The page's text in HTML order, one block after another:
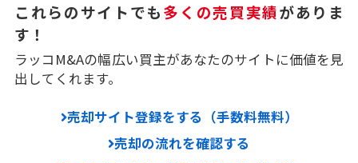
これらのサイトでも多くの売買実績がありま
す！
ラッコM&Aの幅広い買主があなたのサイトに価値を見
出してくれます。
売却サイト登録をする（手数料無料）
売却の流れを確認する